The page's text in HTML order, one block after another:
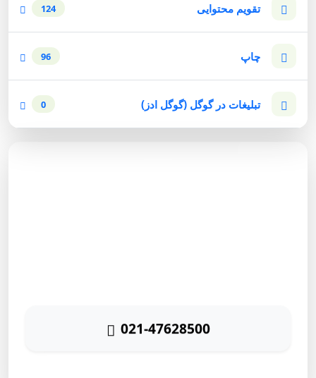
تقویم محتوایی 124
چاپ 96
تبلیغات در گوگل (گوگل ادز) 0
021-47628500